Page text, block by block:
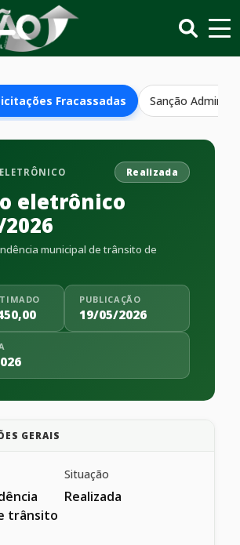
Fracassadas Sanção
Realizada
eletrônico
municipal de trânsito de
PUBLICAÇÃO
19/05/2026
GERAIS
trânsito
Situação
Realizada